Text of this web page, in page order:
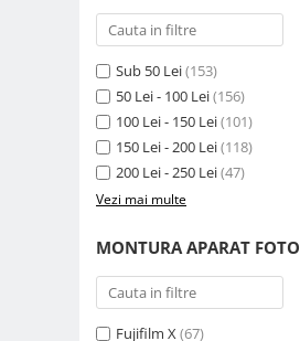
Curatare si intretinere
Blitz-uri TTL - Dedicate
Compatibil Sony
Blitz-uri circulare (Macro)
Adaptoare stativ port umbrela si
Comander TTL
Cabluri TTL
Cabluri si Patine Sincron
Sub 50 Lei(153)
50 Lei - 100 Lei(156)
100 Lei - 150 Lei(101)
150 Lei - 200 Lei(118)
200 Lei - 250 Lei(47)
Vezi mai multe
MONTURA APARAT FOTO
Fujifilm X(67)